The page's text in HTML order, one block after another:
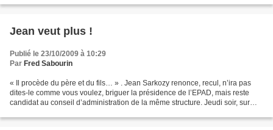
Jean veut plus !
Publié le 23/10/2009 à 10:29
Par Fred Sabourin
« Il procède du père et du fils… » . Jean Sarkozy renonce, recul, n’ira pas
dites-le comme vous voulez, briguer la présidence de l’EPAD, mais reste
candidat au conseil d’administration de la même structure. Jeudi soir, sur